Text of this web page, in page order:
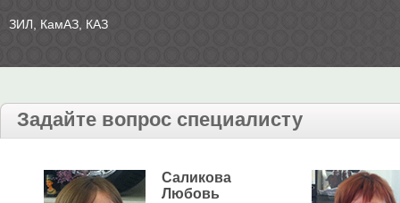
ЗИЛ, КамАЗ, КАЗ
Задайте вопрос специалисту
Саликова
Любовь